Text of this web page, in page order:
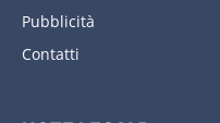
Pubblicità
Contatti